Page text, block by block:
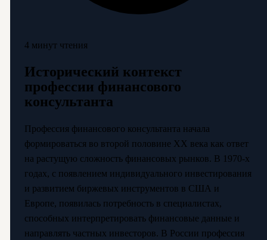
4 минут чтения
Исторический контекст
профессии финансового
консультанта
Профессия финансового консультанта начала
формироваться во второй половине XX века как ответ
на растущую сложность финансовых рынков. В 1970-х
годах, с появлением индивидуального инвестирования
и развитием биржевых инструментов в США и
Европе, появилась потребность в специалистах,
способных интерпретировать финансовые данные и
направлять частных инвесторов. В России профессия